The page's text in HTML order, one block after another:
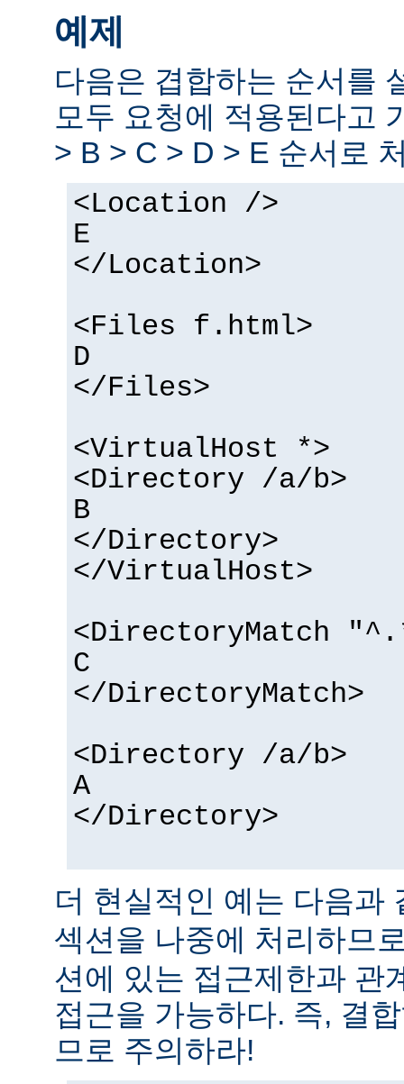
예제
다음은 겹합하는 순서를
모두 요청에 적용된다고
> B > C > D > E 순서로
<Location />
E
</Location>
<Files f.html>
D
</Files>
<VirtualHost *>
<Directory /a/b>
B
</Directory>
</VirtualHost>
<DirectoryMatch
C
</DirectoryMatch>
<Directory /a/b>
A
</Directory>
더 현실적인 예는 다음과
섹션을 나중에 처리하므
션에 있는 접근제한과 관
접근을 가능하다. 즉, 결
므로 주의하라!